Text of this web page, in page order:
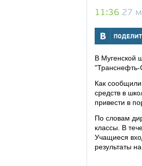
11:36 27
В Мугенской
"Транснефть-
Как
средств в
привести в
По словам
классы. В
Учащиеся
результаты